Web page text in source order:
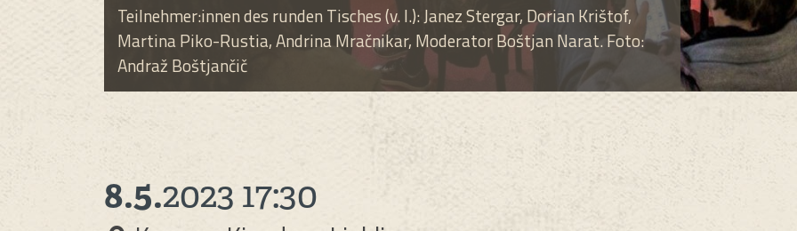
Teilnehmer:innen des runden Tisches (v. l.): Janez Stergar, Dorian Krištof,
Martina Piko-Rustia, Andrina Mračnikar, Moderator Boštjan Narat. Foto:
Andraž Boštjančič
8.5.2023 17:30